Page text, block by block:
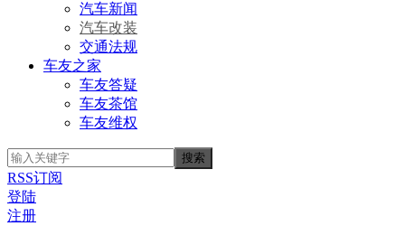
汽车新闻
汽车改装
交通法规
车友之家
车友答疑
车友茶馆
车友维权
RSS订阅
登陆
注册